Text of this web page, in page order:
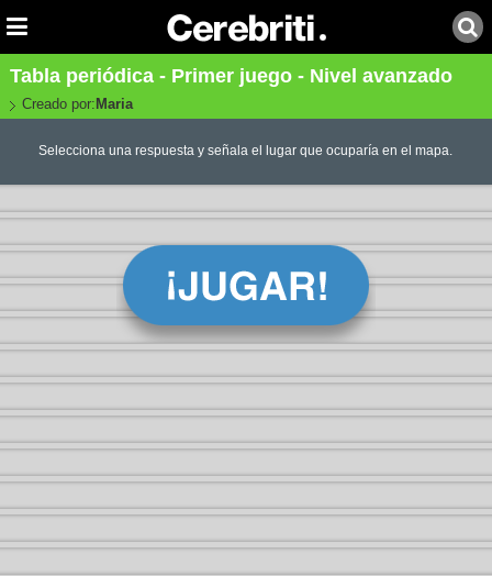
Tabla periódica - Primer juego - Nivel avanzado
Creado por: Maria
Selecciona una respuesta y señala el lugar que ocuparía en el mapa.